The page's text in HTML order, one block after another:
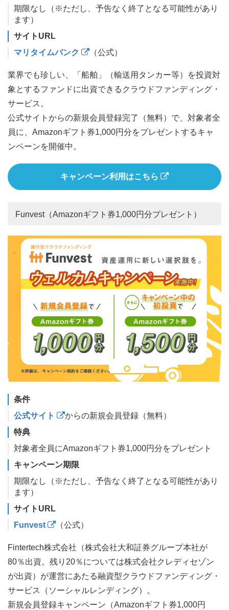
期限なし（※ただし、予告なく終了となる可能性があり
ます）
サイトURL
マリタイムバンク
（公式）
業界でも珍しい、「船舶」（輸送用タンカー等）を投資対
象とするファンドに出資できるクラウドファンディング・
サービス。
公式サイトからの新規会員登録完了（無料）で、対象者全
員に、Amazonギフト券1,000円分をプレゼントするキャ
ンペーンを開催中。
キャンペーン利用はこちら
Funvest（Amazonギフト券1,000円分プレゼント）
条件
公式サイト
からの新規会員登録（無料）
特典
対象者全員にAmazonギフト券1,000円分をプレゼント
キャンペーン期限
期限なし（※ただし、予告なく終了となる可能性があり
ます）
サイトURL
Funvest
（公式）
Fintertech株式会社（株式会社大和証券グループ本社が
80％出資。残り20％については株式会社クレディセゾン
が出資）が運営にあたる融資型クラウドファンディング・
サービス（ソーシャルレンディング）。
新規会員登録キャンペーン（Amazonギフト券1,000円